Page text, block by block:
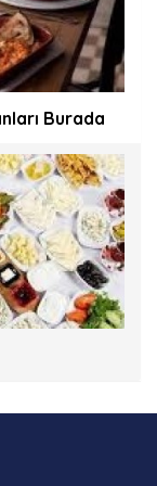
Burada